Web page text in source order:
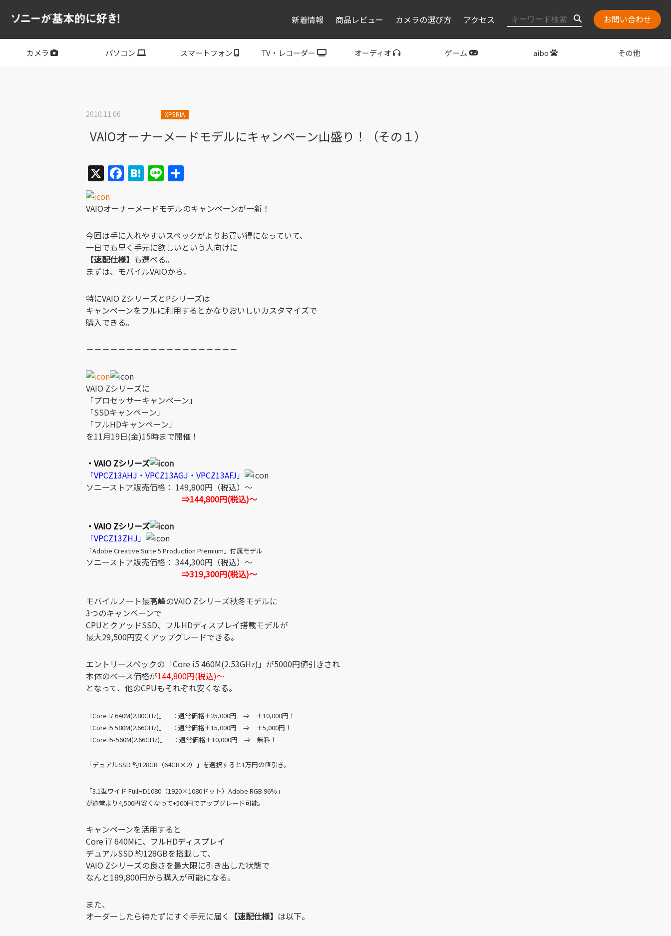
新着情報 商品レビュー カメラの選び方 アクセス お問い合わせ
カメラ パソコン スマートフォン TV・レコーダー オーディオ ゲーム aibo その他
2010.11.06 XPERIA
VAIOオーナーメードモデルにキャンペーン山盛り！（その１）
X Facebook
Hatena
Line
VAIOオーナーメードモデルのキャンペーンが一新！
今回は手に入れやすいスペックがよりお買い得になっていて、
一日でも早く手元に欲しいという人向けに
【速配仕様】 も選べる。
まずは、モバイルVAIOから。
特にVAIO ZシリーズとPシリーズは
キャンペーンをフルに利用するとかなりおいしいカスタマイズで
購入できる。
－－－－－－－－－－－－－－－－－－－
VAIO Zシリーズに
「プロセッサーキャンペーン」
「SSDキャンペーン」
「フルHDキャンペーン」
を11月19日(金)15時まで開催！
・VAIO Zシリーズ
「VPCZ13AHJ・VPCZ13AGJ・VPCZ13AFJ」
ソニーストア販売価格： 149,800円（税込）～
⇒144,800円(税込)～
・VAIO Zシリーズ
「VPCZ13ZHJ」
「Adobe Creative Suite 5 Production Premium」付属モデル
ソニーストア販売価格： 344,300円（税込）～
⇒319,300円(税込)～
モバイルノート最高峰のVAIO Zシリーズ秋冬モデルに
3つのキャンペーンで
CPUとクアッドSSD、フルHDディスプレイ搭載モデルが
最大29,500円安くアップグレードできる。
エントリースペックの「Core i5 460M(2.53GHz)」が5000円値引きされ
本体のベース価格が144,800円(税込)～
となって、他のCPUもそれぞれ安くなる。
「Core i7 640M(2.80GHz)」 ：通常価格＋25,000円 ⇒ ＋10,000円！
「Core i5 580M(2.66GHz)」 ：通常価格＋15,000円 ⇒ ＋5,000円！
「Core i5-560M(2.66GHz)」 ：通常価格＋10,000円 ⇒ 無料！
「デュアルSSD 約128GB（64GB×2）」を選択すると1万円の値引き。
「3.1型ワイド FullHD1080（1920×1080ドット）Adobe RGB 96%」
が通常より4,500円安くなって+500円でアップグレード可能。
キャンペーンを活用すると
Core i7 640Mに、フルHDディスプレイ
デュアルSSD 約128GBを搭載して、
VAIO Zシリーズの良さを最大限に引き出した状態で
なんと189,800円から購入が可能になる。
また、
オーダーしたら待たずにすぐ手元に届く
【速配仕様】 は以下。